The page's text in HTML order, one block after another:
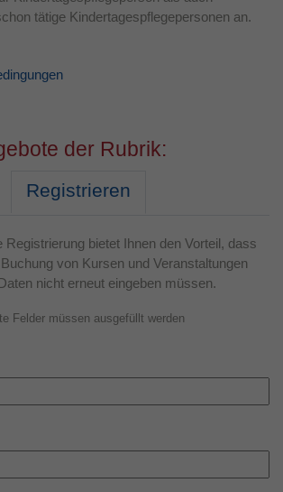
tätige Kindertagespflegepersonen an.
der Rubrik:
Registrieren
(0-6)
Registrierung bietet Ihnen den Vorteil, dass
von Kursen und Veranstaltungen
nicht erneut eingeben müssen.
Felder müssen ausgefüllt werden
1 Jahr
Cookie-Einstellungen für diese Website zu